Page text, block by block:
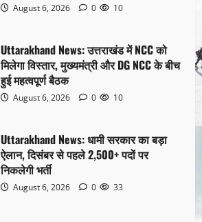
August 6, 2026 0 10
Uttarakhand News: उत्तराखंड में NCC को
मिलेगा विस्तार, मुख्यमंत्री और DG NCC के बीच
हुई महत्वपूर्ण बैठक
August 6, 2026 0 10
Uttarakhand News: धामी सरकार का बड़ा
ऐलान, दिसंबर से पहले 2,500+ पदों पर
निकलेगी भर्ती
August 6, 2026 0 33